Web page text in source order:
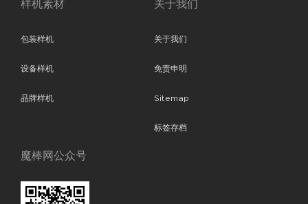
样机素材
包装样机
设备样机
品牌样机
关于我们
关于我们
免责申明
Sitemap
标签存档
魔棒网公众号